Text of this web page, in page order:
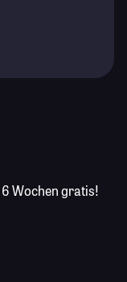
6 Wochen gratis!